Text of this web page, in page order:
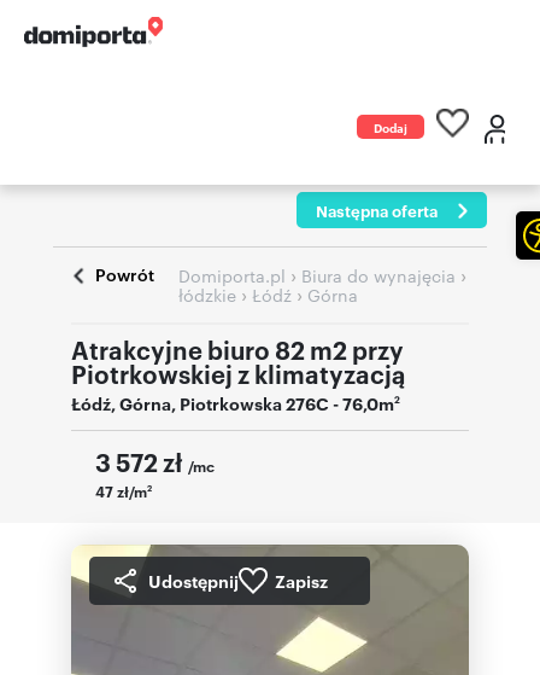
Dodaj
Następna oferta
Powrót Domiporta.pl › Biura do wynajęcia ›
łódzkie › Łódź › Górna
Atrakcyjne biuro 82 m2 przy
Piotrkowskiej z klimatyzacją
Łódź,Górna, Piotrkowska 276C - 76,0m2
3 572zł /mc
47 zł/m2
Udostępnij Zapisz